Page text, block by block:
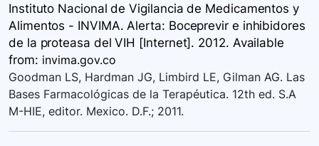
Instituto Nacional de Vigilancia de Medicamentos y
Alimentos - INVIMA. Alerta: Boceprevir e inhibidores
de la proteasa del VIH [Internet]. 2012. Available
from: invima.gov.co
Goodman LS, Hardman JG, Limbird LE, Gilman AG. Las
Bases Farmacológicas de la Terapéutica. 12th ed. S.A
M-HIE, editor. Mexico. D.F.; 2011.